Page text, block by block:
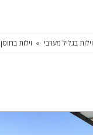
וילות בגליל מערבי וילות בחוסן